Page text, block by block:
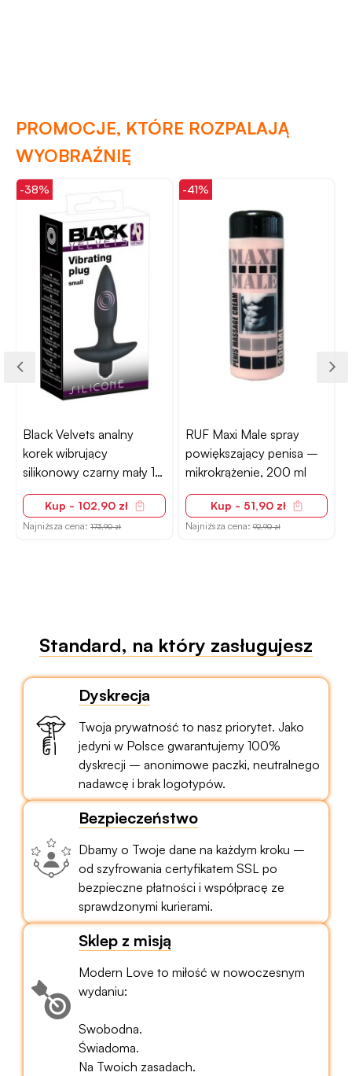
PROMOCJE, KTÓRE ROZPALAJĄ
WYOBRAŹNIĘ
-38%
Black Velvets analny
korek wibrujący
silikonowy czarny mały 13
cm
Kup - 102,90 zł
Najniższa cena:173,90 zł
-41%
RUF Maxi Male spray
powiększający penisa –
mikrokrążenie, 200 ml
Kup - 51,90 zł
Najniższa cena:92,90 zł
Standard, na który zasługujesz
Dyskrecja
Twoja prywatność to nasz priorytet. Jako
jedyni w Polsce gwarantujemy 100%
dyskrecji – anonimowe paczki, neutralnego
nadawcę i brak logotypów.
Bezpieczeństwo
Dbamy o Twoje dane na każdym kroku –
od szyfrowania certyfikatem SSL po
bezpieczne płatności i współpracę ze
sprawdzonymi kurierami.
Sklep z misją
Modern Love to miłość w nowoczesnym
wydaniu:
Swobodna.
Świadoma.
Na Twoich zasadach.